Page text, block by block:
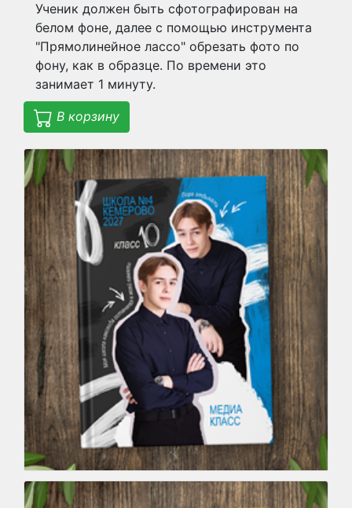
Ученик должен быть сфотографирован на
белом фоне, далее с помощью инструмента
"Прямолинейное лассо" обрезать фото по
фону, как в образце. По времени это
занимает 1 минуту.
В корзину